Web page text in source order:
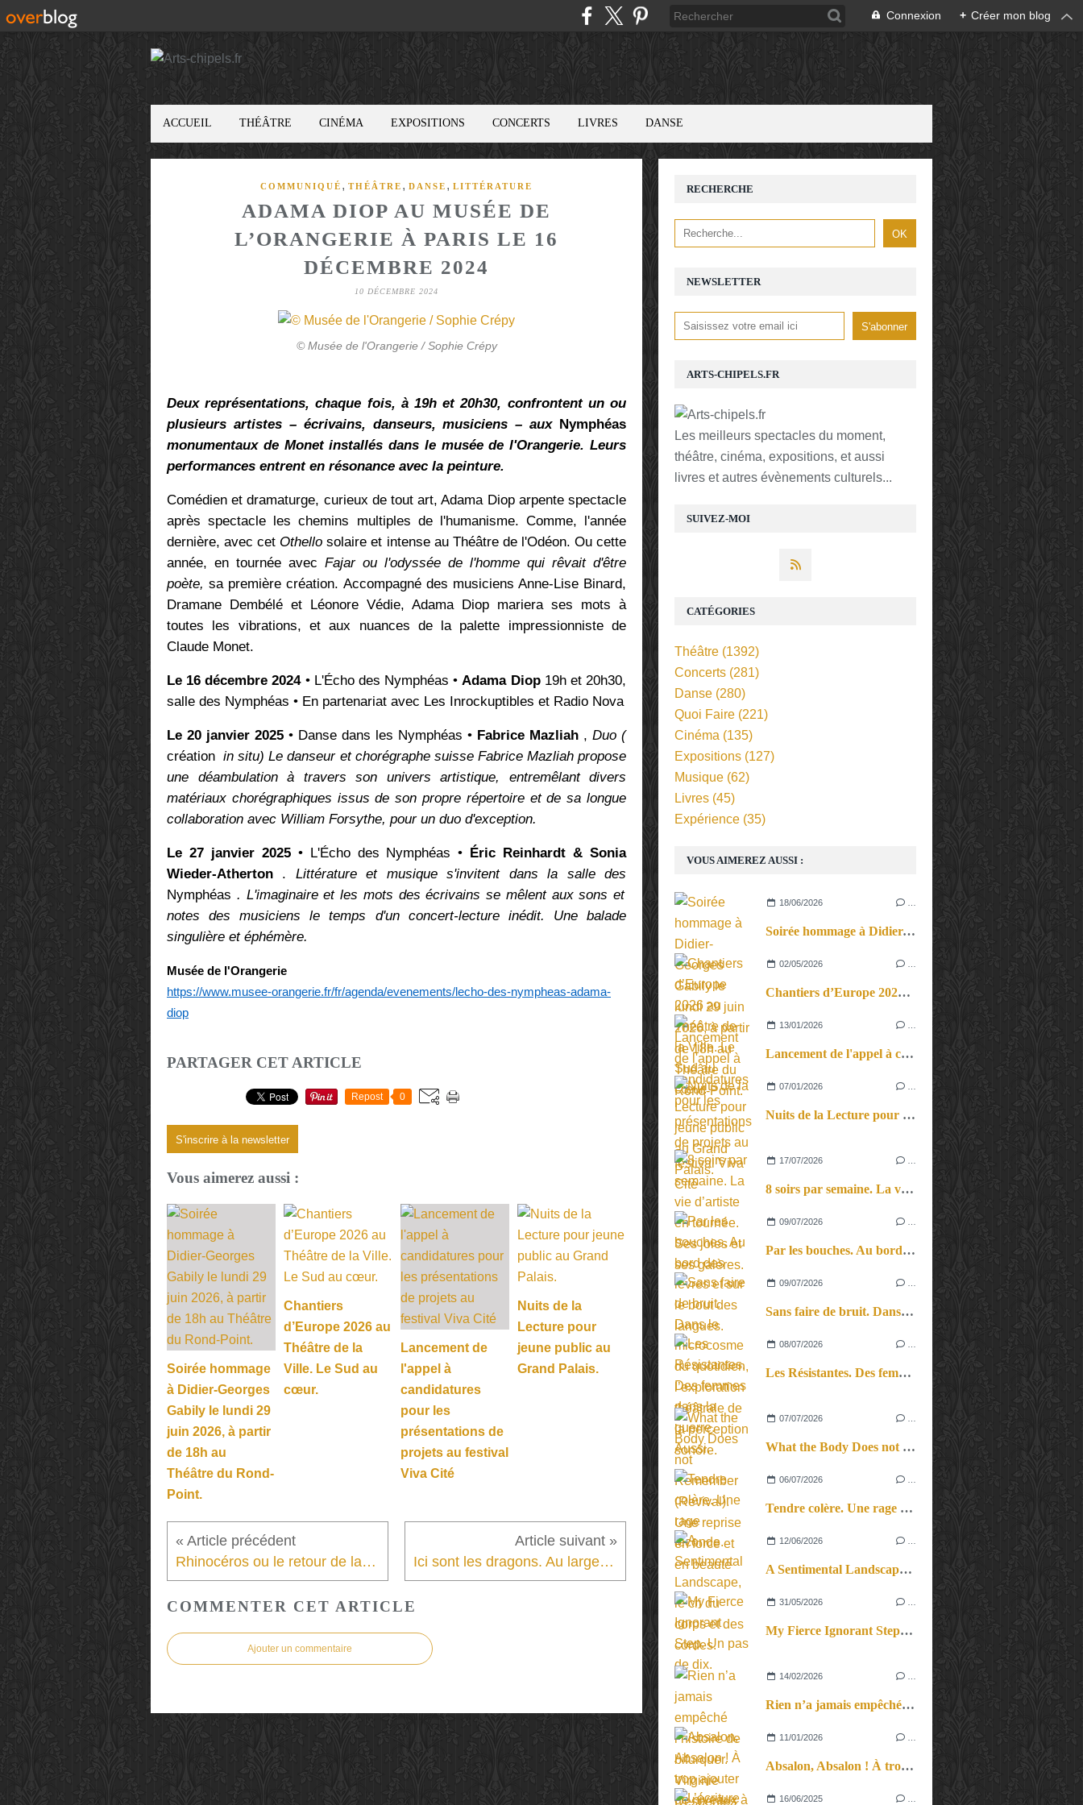
Connexion + Créer mon blog
ACCUEIL THÉÂTRE CINÉMA EXPOSITIONS CONCERTS LIVRES DANSE
COMMUNIQUÉ , THÉÂTRE , DANSE , LITTÉRATURE
ADAMA DIOP AU MUSÉE DE
L’ORANGERIE À PARIS LE 16
DÉCEMBRE 2024
10 DÉCEMBRE 2024
© Musée de l'Orangerie / Sophie Crépy
Deux représentations, chaque fois, à 19h et 20h30, confrontent un ou
plusieurs artistes – écrivains, danseurs, musiciens – auxNymphéas
monumentaux de Monet installés dans le musée de l'Orangerie. Leurs
performances entrent en résonance avec la peinture.
Comédien et dramaturge, curieux de tout art, Adama Diop arpente spectacle
après spectacle les chemins multiples de l'humanisme. Comme, l'année
dernière, avec cet Othello solaire et intense au Théâtre de l'Odéon. Ou cette
année, en tournée avec Fajar ou l'odyssée de l'homme qui rêvait d'être
poète, sa première création. Accompagné des musiciens Anne-Lise Binard,
Dramane Dembélé et Léonore Védie, Adama Diop mariera ses mots à
toutes les vibrations, et aux nuances de la palette impressionniste de
Claude Monet.
Le 16 décembre 2024• L'Écho des Nymphéas •Adama Diop19h et 20h30,
salle des Nymphéas • En partenariat avec Les Inrockuptibles et Radio Nova
Le 20 janvier 2025 • Danse dans les Nymphéas • Fabrice Mazliah , Duo (
création in situ) Le danseur et chorégraphe suisse Fabrice Mazliah propose
une déambulation à travers son univers artistique, entremêlant divers
matériaux chorégraphiques issus de son propre répertoire et de sa longue
collaboration avec William Forsythe, pour un duo d'exception.
Le 27 janvier 2025• L'Écho des Nymphéas • Éric Reinhardt & Sonia
Wieder-Atherton . Littérature et musique s'invitent dans la salle des
Nymphéas . L'imaginaire et les mots des écrivains se mêlent aux sons et
notes des musiciens le temps d'un concert-lecture inédit. Une balade
singulière et éphémère.
Musée de l'Orangerie
https://www.musee-orangerie.fr/fr/agenda/evenements/lecho-des-nympheas-adama-
diop
PARTAGER CET ARTICLE
Repost 0
S'inscrire à la newsletter
Vous aimerez aussi :
Soirée hommage
à Didier-Georges
Gabily le lundi 29
juin 2026, à partir
de 18h au
Théâtre du Rond-
Point.
Chantiers
d’Europe 2026 au
Théâtre de la
Ville. Le Sud au
cœur.
Lancement de
l'appel à
candidatures
pour les
présentations de
projets au festival
Viva Cité
Nuits de la
Lecture pour
jeune public au
Grand Palais.
Rhinocéros ou le retour de la bête immonde. Ici sont les dragons. Au large des utopies, les caps du pire.
COMMENTER CET ARTICLE
Ajouter un commentaire
NEWSLETTER
SUIVEZ-MOI
RECHERCHE
ARTS-CHIPELS.FR
Les meilleurs spectacles du moment,
théâtre, cinéma, expositions, et aussi
livres et autres évènements culturels...
VOUS AIMEREZ AUSSI :
18/06/2026
Soirée hommage à Didier-Georges Gabily le lundi 29 juin 2026, à partir de 18h au Théâtre du Rond-Point.
02/05/2026
Chantiers d’Europe 2026 au Théâtre de la Ville. Le Sud au cœur.
13/01/2026
Lancement de l'appel à candidatures pour les présentations de projets au festival Viva Cité
07/01/2026
Nuits de la Lecture pour jeune public au Grand Palais.
17/07/2026
8 soirs par semaine. La vie d’artiste en tournée. Ses joies et ses galères.
09/07/2026
Par les bouches. Au bord des lèvres et sur le bout des langues.
09/07/2026
Sans faire de bruit. Dans le microcosme du quotidien, l’exploration théâtrale de la perception sonore.
08/07/2026
Les Résistantes. Des femmes dans la guerre. Aussi.
07/07/2026
What the Body Does not Remember (Revival). Une reprise en force et en beauté
06/07/2026
Tendre colère. Une rage féconde.
12/06/2026
A Sentimental Landscape, le cri du corps et des cordes.
31/05/2026
My Fierce Ignorant Step. Un pas de dix.
14/02/2026
Rien n’a jamais empêché l’histoire de bifurquer. Virginie Despentes dans l’inattendu.
11/01/2026
Absalon, Absalon ! À trop ajouter de niveaux à Faulkner, le regard se perd
16/06/2025
CATÉGORIES
Théâtre (1392)
Concerts (281)
Danse (280)
Quoi Faire (221)
Cinéma (135)
Expositions (127)
Musique (62)
Livres (45)
Expérience (35)